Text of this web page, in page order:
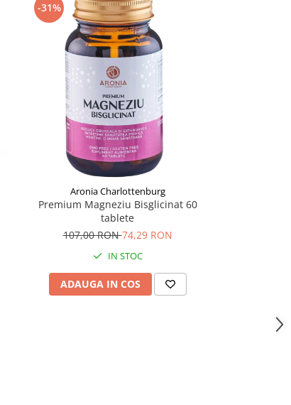
-31%
Aronia Charlottenburg
Premium Magneziu Bisglicinat 60
tablete
107,00 RON74,29 RON
IN STOC
ADAUGA IN COS